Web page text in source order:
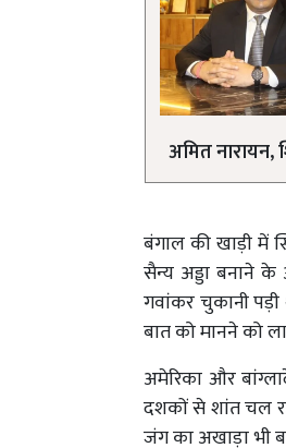
अमित नारायन,
बंगाल की खाड़ी में
सैन्य अड्डा बनाने के
गवांकर चुकानी
बात को मानने को
अमेरिका और
दशकों से शांत चल
जंग का अखाड़ा भी